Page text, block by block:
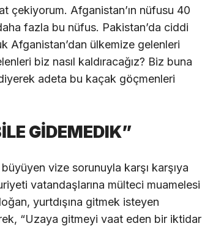
çekiyorum. Afganistan’ın nüfusu 40
fazla bu nüfus. Pakistan’da ciddi
Afganistan’dan ülkemize gelenleri
biz nasıl kaldıracağız? Biz buna
adeta bu kaçak göçmenleri
GİDEMEDIK”
büyüyen vize sorunuyla karşı karşıya
vatandaşlarına mülteci muamelesi
yurtdışına gitmek isteyen
“Uzaya gitmeyi vaat eden bir iktidar